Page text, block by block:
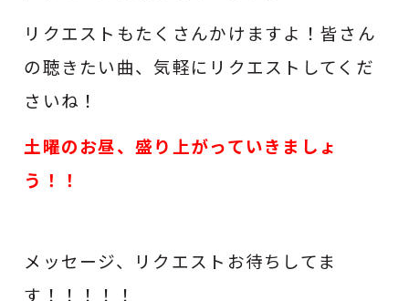
リクエストもたくさんかけますよ！皆さん
の聴きたい曲、気軽にリクエストしてくだ
さいね！
土曜のお昼、盛り上がっていきましょ
う！！
メッセージ、リクエストお待ちしてま
す！！！！！